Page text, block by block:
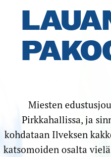
Miesten
Pirkkahallissa, ja
kohdataan Ilveksen
katsomoiden osalta